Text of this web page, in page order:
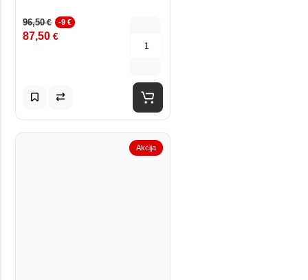
96,50€ -9 €
87,50 €
Akcija